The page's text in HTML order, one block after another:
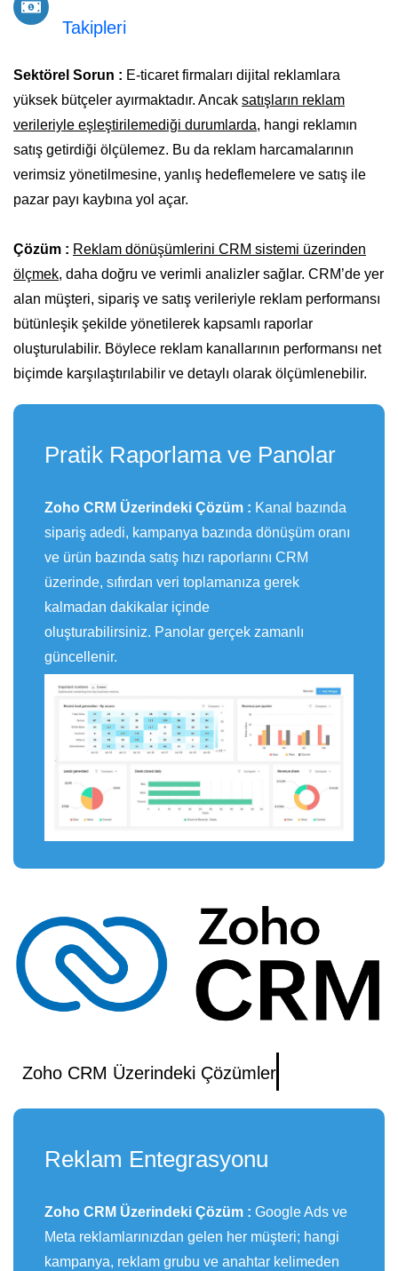
Takipleri
Sektörel Sorun : E-ticaret firmaları dijital reklamlara
yüksek bütçeler ayırmaktadır. Ancak satışların reklam
verileriyle eşleştirilemediği durumlarda, hangi reklamın
satış getirdiği ölçülemez. Bu da reklam harcamalarının
verimsiz yönetilmesine, yanlış hedeflemelere ve satış ile
pazar payı kaybına yol açar.
Çözüm : Reklam dönüşümlerini CRM sistemi üzerinden
ölçmek, daha doğru ve verimli analizler sağlar. CRM’de yer
alan müşteri, sipariş ve satış verileriyle reklam performansı
bütünleşik şekilde yönetilerek kapsamlı raporlar
oluşturulabilir. Böylece reklam kanallarının performansı net
biçimde karşılaştırılabilir ve detaylı olarak ölçümlenebilir.
Pratik Raporlama ve Panolar
Zoho CRM Üzerindeki Çözüm : Kanal bazında
sipariş adedi, kampanya bazında dönüşüm oranı
ve ürün bazında satış hızı raporlarını CRM
üzerinde, sıfırdan veri toplamanıza gerek
kalmadan dakikalar içinde
oluşturabilirsiniz. Panolar gerçek zamanlı
güncellenir.
Zoho CRM Üzerindeki Çözümler
Reklam Entegrasyonu
Zoho CRM Üzerindeki Çözüm : Google Ads ve
Meta reklamlarınızdan gelen her müşteri; hangi
kampanya, reklam grubu ve anahtar kelimeden